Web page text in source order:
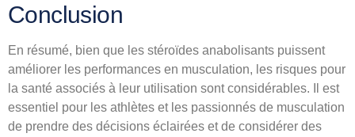
Conclusion
En résumé, bien que les stéroïdes anabolisants puissent
améliorer les performances en musculation, les risques pour
la santé associés à leur utilisation sont considérables. Il est
essentiel pour les athlètes et les passionnés de musculation
de prendre des décisions éclairées et de considérer des